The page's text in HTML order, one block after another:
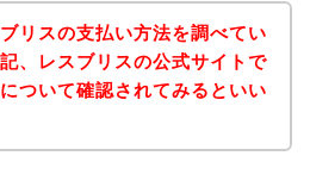
リスの支払い方法を調べてい
、レスブリスの公式サイトで
ついて確認されてみるといい